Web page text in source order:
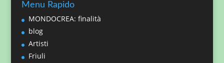
Menu Rapido
MONDOCREA: finalità
blog
Artisti
Friuli